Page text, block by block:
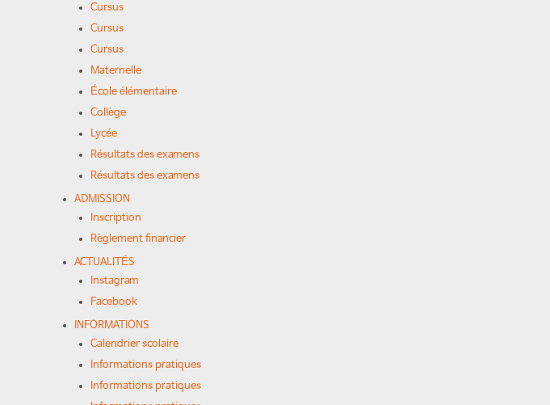
Cursus
Cursus
Cursus
Maternelle
École élémentaire
Collège
Lycée
Résultats des examens
Résultats des examens
ADMISSION
Inscription
Règlement financier
ACTUALITÉS
Instagram
Facebook
INFORMATIONS
Calendrier scolaire
Informations pratiques
Informations pratiques